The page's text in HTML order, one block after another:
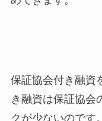
保証協会付き融資
き融資は保証協会
クが少ないのです。